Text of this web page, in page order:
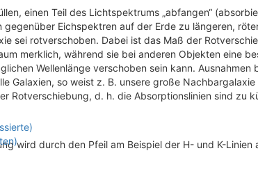
einen Teil des Lichtspektrums „abfangen“
Eichspektren auf der Erde zu längeren,
sei rotverschoben. Dabei ist das Maß der
merklich, während sie bei anderen Objekten eine
Wellenlänge verschoben sein kann. Ausnahmen
Galaxien, so weist z. B. unsere große Nachbargalaxie
Rotverschiebung, d. h. die Absorptionslinien sind zu
wird durch den Pfeil am Beispiel der H- und K-Linien